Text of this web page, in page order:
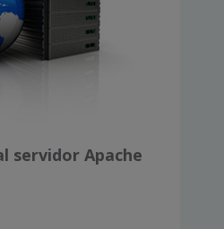
servidor Apache